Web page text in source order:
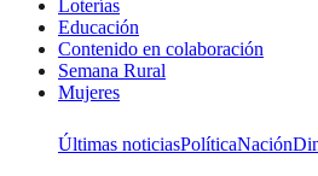
Loterías
Educación
Contenido en colaboración
Semana Rural
Mujeres
Últimas noticiasPolíticaNación